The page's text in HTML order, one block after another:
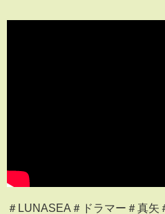
＃LUNASEA＃ドラマー＃真矢